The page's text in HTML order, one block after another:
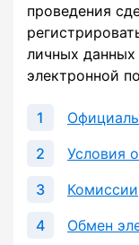
проведения
личных данных
электронной
Условия
Комиссии
Обмен